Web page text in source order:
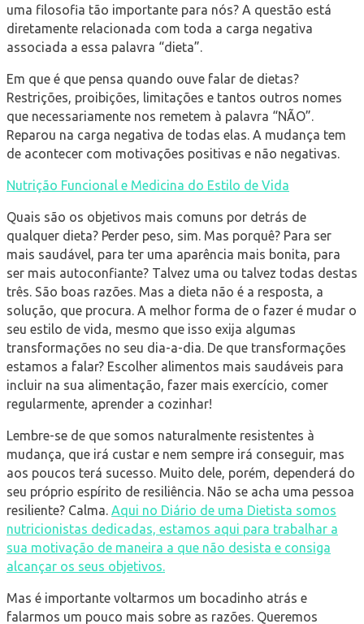
uma filosofia tão importante para nós? A questão está
diretamente relacionada com toda a carga negativa
associada a essa palavra “dieta”.
Em que é que pensa quando ouve falar de dietas?
Restrições, proibições, limitações e tantos outros nomes
que necessariamente nos remetem à palavra “NÃO”.
Reparou na carga negativa de todas elas. A mudança tem
de acontecer com motivações positivas e não negativas.
Nutrição Funcional e Medicina do Estilo de Vida
Quais são os objetivos mais comuns por detrás de
qualquer dieta? Perder peso, sim. Mas porquê? Para ser
mais saudável, para ter uma aparência mais bonita, para
ser mais autoconfiante? Talvez uma ou talvez todas destas
três. São boas razões. Mas a dieta não é a resposta, a
solução, que procura. A melhor forma de o fazer é mudar o
seu estilo de vida, mesmo que isso exija algumas
transformações no seu dia-a-dia. De que transformações
estamos a falar? Escolher alimentos mais saudáveis para
incluir na sua alimentação, fazer mais exercício, comer
regularmente, aprender a cozinhar!
Lembre-se de que somos naturalmente resistentes à
mudança, que irá custar e nem sempre irá conseguir, mas
aos poucos terá sucesso. Muito dele, porém, dependerá do
seu próprio espírito de resiliência. Não se acha uma pessoa
resiliente? Calma. Aqui no Diário de uma Dietista somos
nutricionistas dedicadas, estamos aqui para trabalhar a
sua motivação de maneira a que não desista e consiga
alcançar os seus objetivos.
Mas é importante voltarmos um bocadinho atrás e
falarmos um pouco mais sobre as razões. Queremos